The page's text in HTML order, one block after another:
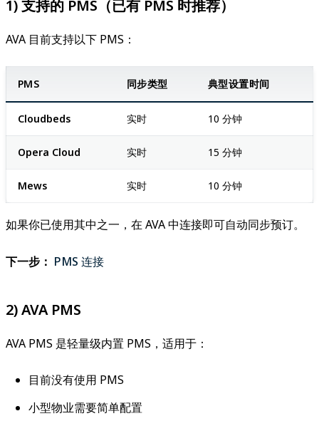
1) 支持的 PMS（已有 PMS 时推荐）
AVA 目前支持以下 PMS：
PMS 同步类型 典型设置时间
Cloudbeds 实时 10 分钟
Opera Cloud 实时 15 分钟
Mews 实时 10 分钟
如果你已使用其中之一，在 AVA 中连接即可自动同步预订。
下一步： PMS 连接
2) AVA PMS
AVA PMS 是轻量级内置 PMS，适用于：
目前没有使用 PMS
小型物业需要简单配置